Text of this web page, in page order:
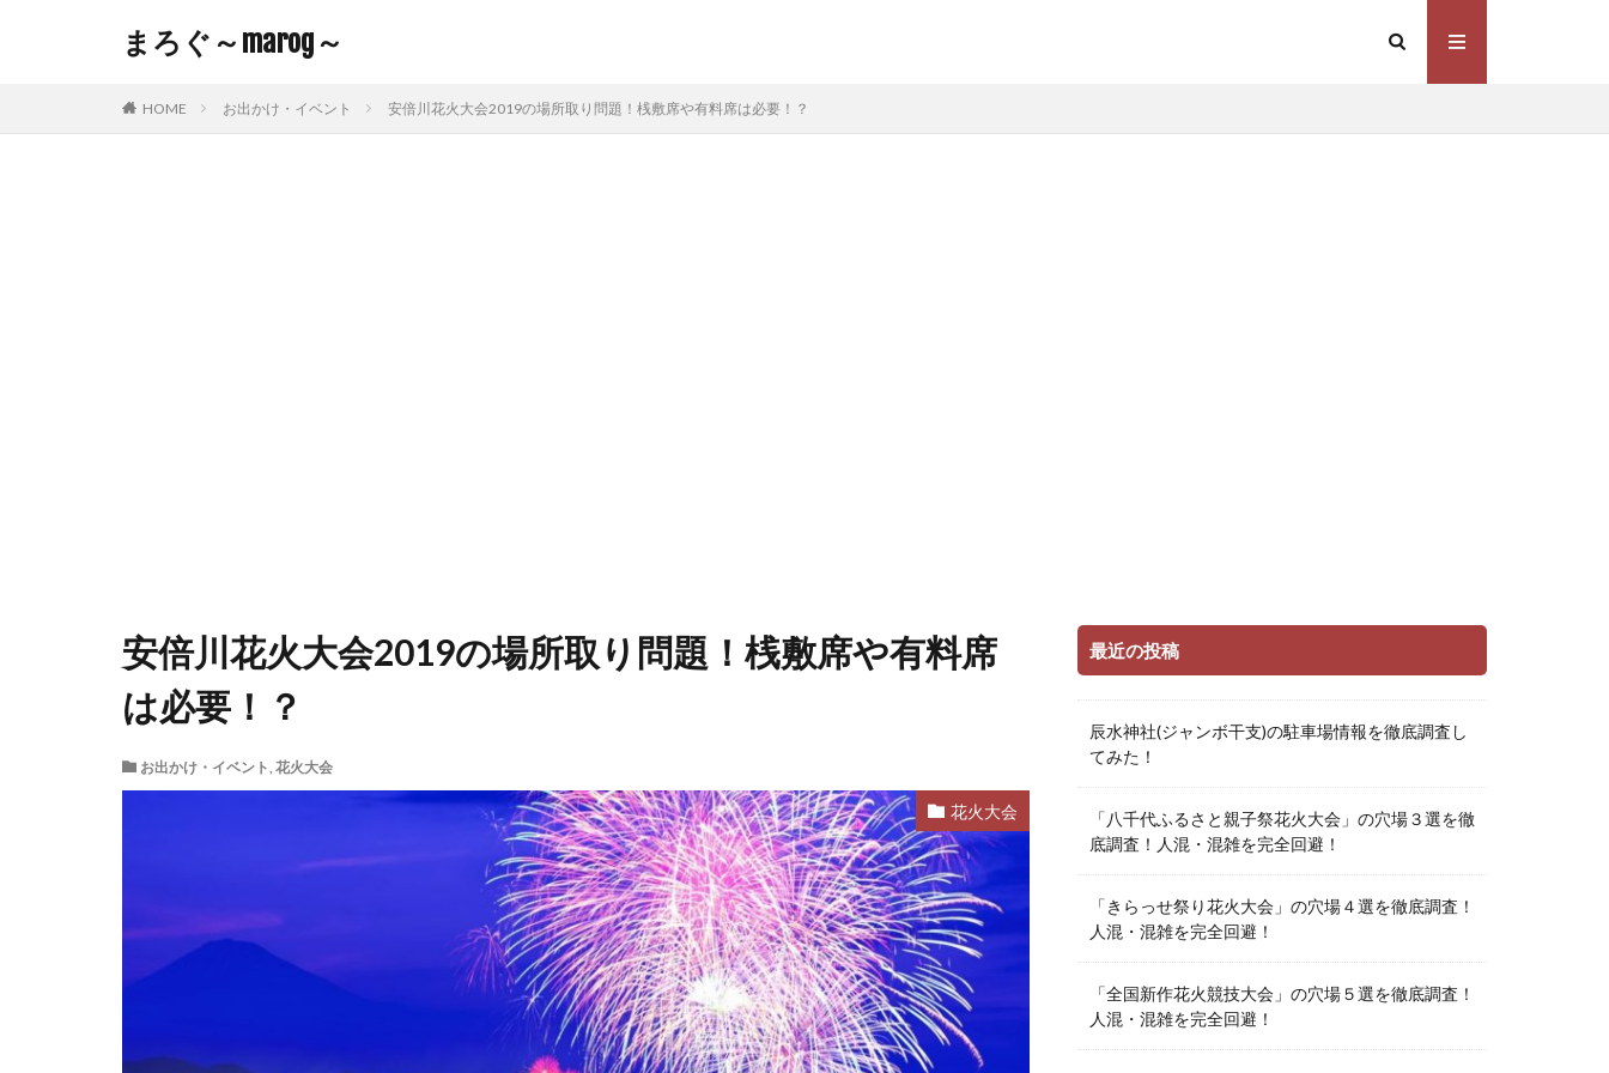
まろぐ～marog～
HOME お出かけ・イベント 安倍川花火大会2019の場所取り問題！桟敷席や有料席は必要！？
安倍川花火大会2019の場所取り問題！桟敷席や有料席
は必要！？
お出かけ・イベント, 花火大会
花火大会
最近の投稿
辰水神社(ジャンボ干支)の駐車場情報を徹底調査し
てみた！
「八千代ふるさと親子祭花火大会」の穴場３選を徹
底調査！人混・混雑を完全回避！
「きらっせ祭り花火大会」の穴場４選を徹底調査！
人混・混雑を完全回避！
「全国新作花火競技大会」の穴場５選を徹底調査！
人混・混雑を完全回避！